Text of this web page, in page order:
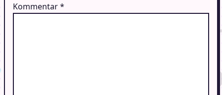
Kommentar*